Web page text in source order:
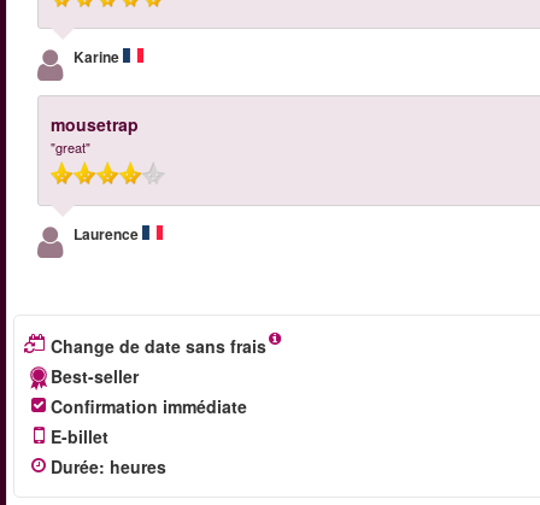
Karine
mousetrap
"great"
Laurence
Change de date sans frais
Best-seller
Confirmation immédiate
E-billet
Durée: heures